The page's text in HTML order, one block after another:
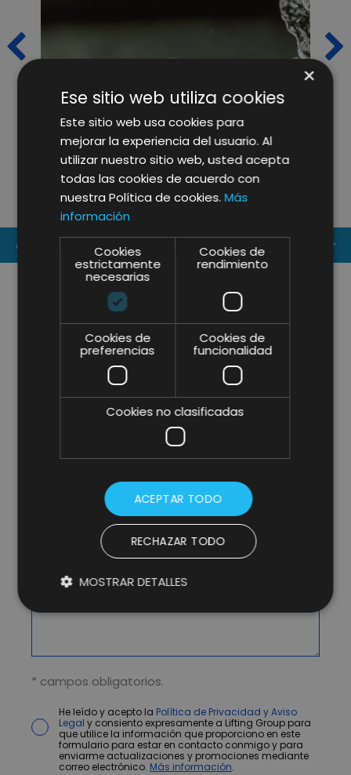
ALMAITA AMBIENTAL ESTRENA
NUEVO SITE: UNA APUESTA POR
LA DIGITALIZACIÓN EN LA
GESTIÓN DE RESIDUOS
CONTACT US
* campos obligatorios.
He leído y acepto la Política de Privacidad y Aviso
Legal y consiento expresamente a Lifting Group para
que utilice la información que proporciono en este
formulario para estar en contacto conmigo y para
enviarme actualizaciones y promociones mediante
correo electrónico. Más información.
×
Ese sitio web utiliza cookies
Este sitio web usa cookies para
mejorar la experiencia del usuario. Al
utilizar nuestro sitio web, usted acepta
todas las cookies de acuerdo con
nuestra Política de cookies.Más
información
Cookies
estrictamente
necesarias
Cookies de
rendimiento
Cookies de
preferencias
Cookies de
funcionalidad
Cookies no clasificadas
ACEPTAR TODO
RECHAZAR TODO
MOSTRAR DETALLES